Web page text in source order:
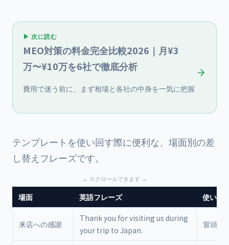
▶ 次に読む
MEO対策の料金完全比較2026｜月¥3
万〜¥10万を6社で徹底分析
費用で迷う前に、まず相場と各社の中身を一気に把握
テンプレートを使い回す際に便利な、場面別の差
し替えフレーズです。
場面 英語フレーズ 使いど
来店への感謝
Thank you for visiting us during
your trip to Japan.
冒頭の